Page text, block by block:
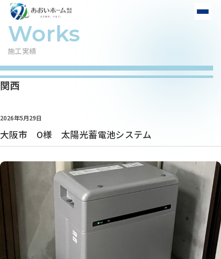
施工実績
関西
2026年5月29日
大阪市 O様 太陽光蓄電池システム